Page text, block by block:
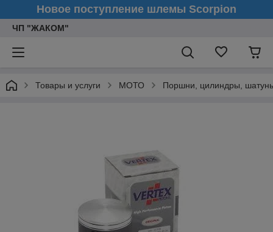
Новое поступление шлемы Scorpion
ЧП "ЖАКОМ"
Товары и услуги МОТО Поршни, цилиндры,